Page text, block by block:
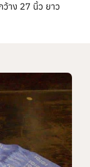
าง 27 นิ้ว ยาว